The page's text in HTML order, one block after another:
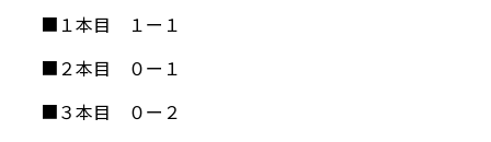
■１本目 １ー１
■２本目 ０ー１
■３本目 ０ー２